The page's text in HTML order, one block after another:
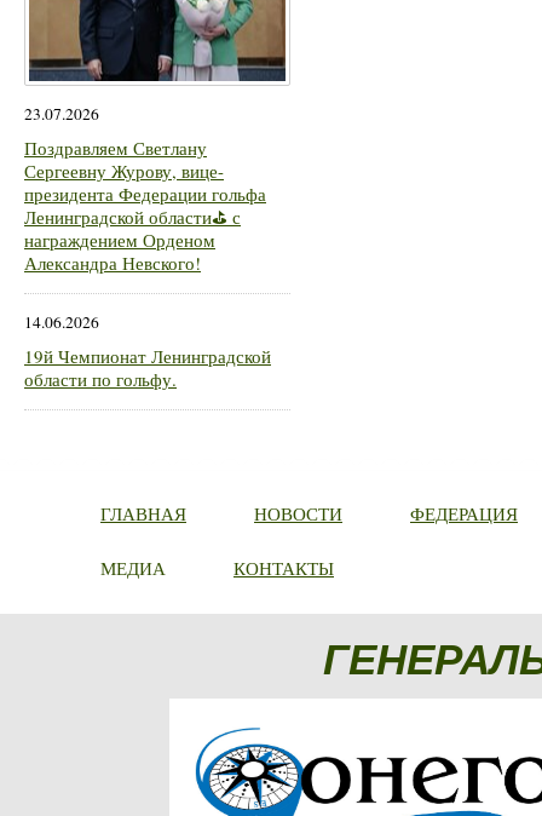
23.07.2026
Поздравляем Светлану
Сергеевну Журову, вице-
президента Федерации гольфа
Ленинградской области⛳ с
награждением Орденом
Александра Невского!
14.06.2026
19й Чемпионат Ленинградской
области по гольфу.
ГЛАВНАЯ НОВОСТИ ФЕДЕРАЦИЯ
МЕДИА КОНТАКТЫ